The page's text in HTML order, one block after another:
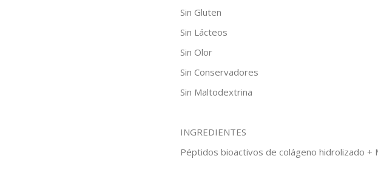
Sin Gluten
Sin Lácteos
Sin Olor
Sin Conservadores
Sin Maltodextrina
INGREDIENTES
Péptidos bioactivos de colágeno hidrolizado +